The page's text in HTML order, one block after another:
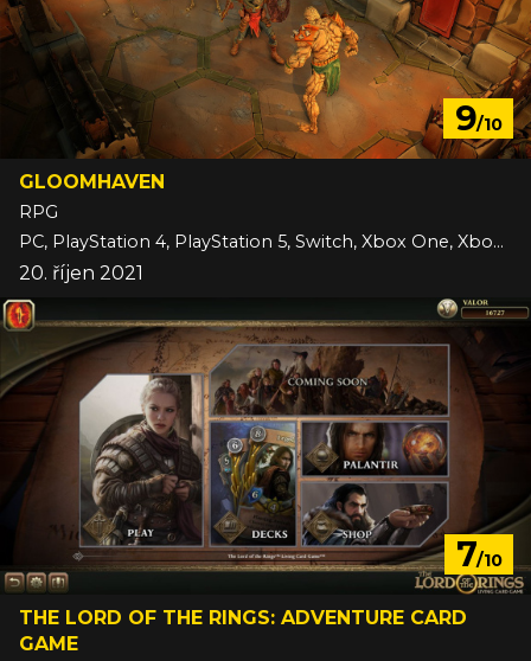
9/10
GLOOMHAVEN
RPG
PC, PlayStation 4, PlayStation 5, Switch, Xbox One, Xbox Series
20. říjen 2021
7/10
THE LORD OF THE RINGS: ADVENTURE CARD
GAME